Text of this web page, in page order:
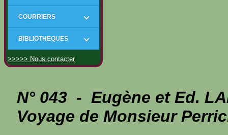
COURRIERS
BIBLIOTHEQUES
>>>>> Nous contacter
N° 043 - Eugène et Ed.
Voyage de Monsieur